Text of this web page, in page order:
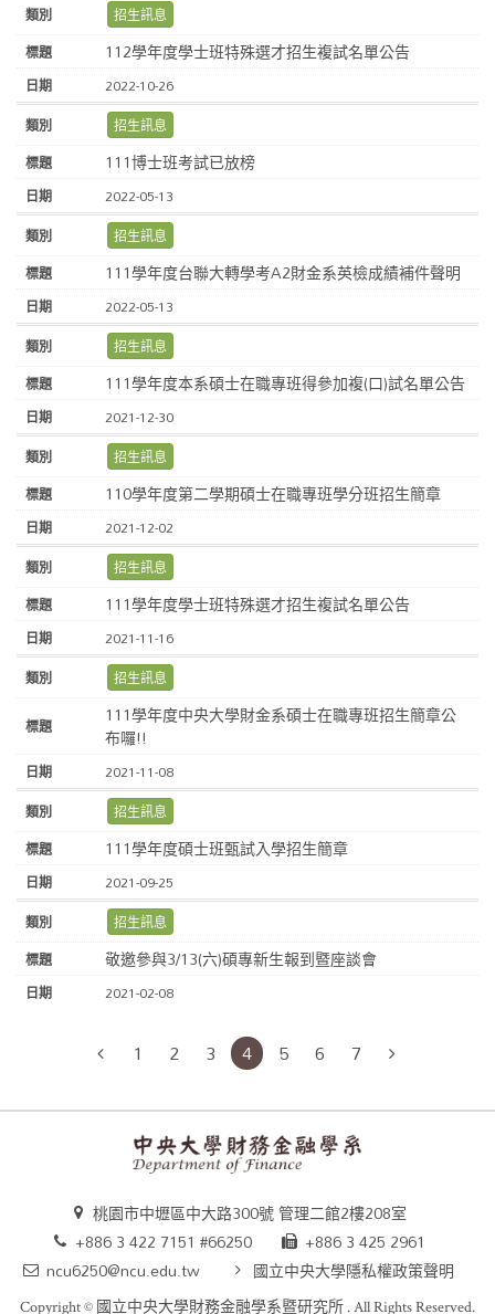
招生訊息
112學年度學士班特殊選才招生複試名單公告
2022-10-26
招生訊息
111博士班考試已放榜
2022-05-13
招生訊息
111學年度台聯大轉學考A2財金系英檢成績補件聲明
2022-05-13
招生訊息
111學年度本系碩士在職專班得參加複(口)試名單公告
2021-12-30
招生訊息
110學年度第二學期碩士在職專班學分班招生簡章
2021-12-02
招生訊息
111學年度學士班特殊選才招生複試名單公告
2021-11-16
招生訊息
111學年度中央大學財金系碩士在職專班招生簡章公
布囉!!
2021-11-08
招生訊息
111學年度碩士班甄試入學招生簡章
2021-09-25
招生訊息
敬邀參與3/13(六)碩專新生報到暨座談會
2021-02-08
1 2 3 4 5 6 7
桃園市中壢區中大路300號 管理二館2樓208室
+886 3 422 7151 #66250
+886 3 425 2961
ncu6250@ncu.edu.tw
國立中央大學隱私權政策聲明
Copyright © 國立中央大學財務金融學系暨研究所 . All Rights Reserved.